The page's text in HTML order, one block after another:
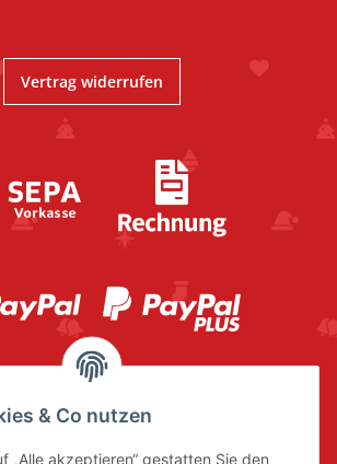
Vertrag widerrufen
& Co nutzen
„Alle akzeptieren“ gestatten Sie den